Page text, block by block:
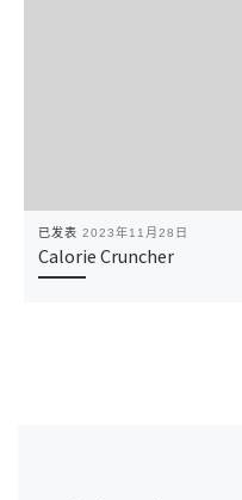
已发表 2023年11月28日
Calorie Cruncher